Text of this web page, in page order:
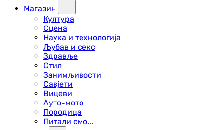
Магазин
Култура
Сцена
Наука и технологија
Љубав и секс
Здравље
Стил
Занимљивости
Савјети
Вицеви
Ауто-мото
Породица
Питали смо...